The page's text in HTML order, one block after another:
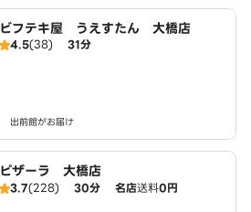
ビフテキ屋 うえすたん 大橋店
4.5(38) 31分
出前館がお届け
ピザーラ 大橋店
3.7(228) 30分 名店送料0円